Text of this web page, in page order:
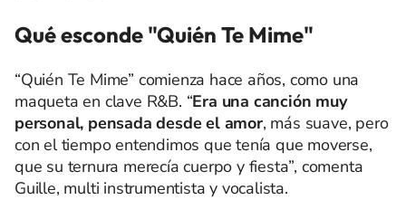
Qué esconde "Quién Te Mime"
“Quién Te Mime” comienza hace años, como una
maqueta en clave R&B. “Era una canción muy
personal, pensada desde el amor, más suave, pero
con el tiempo entendimos que tenía que moverse,
que su ternura merecía cuerpo y fiesta”, comenta
Guille, multi instrumentista y vocalista.